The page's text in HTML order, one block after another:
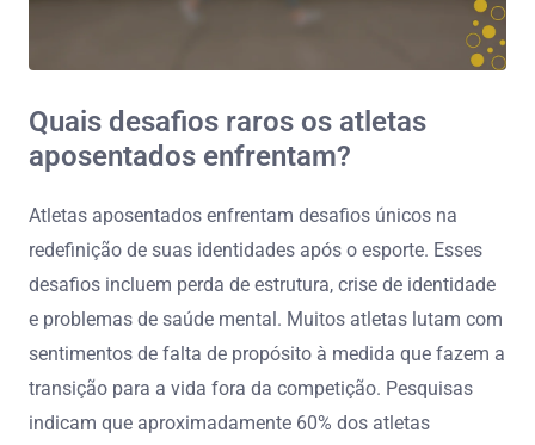
Quais desafios raros os atletas
aposentados enfrentam?
Atletas aposentados enfrentam desafios únicos na
redefinição de suas identidades após o esporte. Esses
desafios incluem perda de estrutura, crise de identidade
e problemas de saúde mental. Muitos atletas lutam com
sentimentos de falta de propósito à medida que fazem a
transição para a vida fora da competição. Pesquisas
indicam que aproximadamente 60% dos atletas